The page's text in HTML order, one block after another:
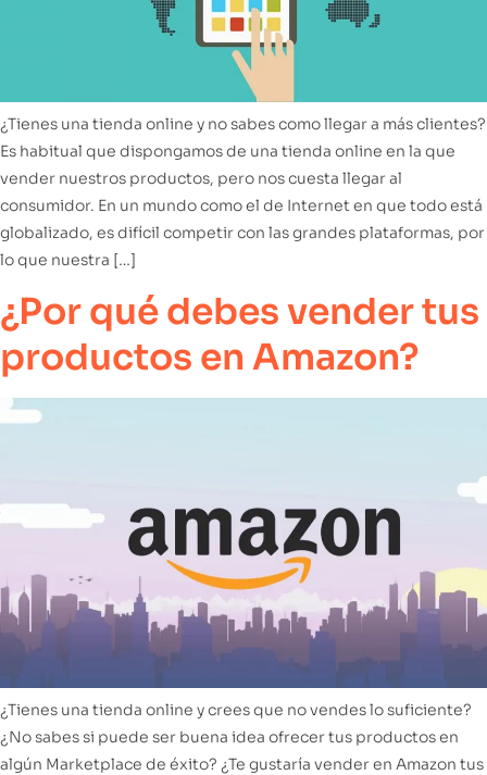
¿Tienes una tienda online y no sabes como llegar a más clientes?
Es habitual que dispongamos de una tienda online en la que
vender nuestros productos, pero nos cuesta llegar al
consumidor. En un mundo como el de Internet en que todo está
globalizado, es difícil competir con las grandes plataformas, por
lo que nuestra […]
¿Por qué debes vender tus
productos en Amazon?
¿Tienes una tienda online y crees que no vendes lo suficiente?
¿No sabes si puede ser buena idea ofrecer tus productos en
algún Marketplace de éxito? ¿Te gustaría vender en Amazon tus